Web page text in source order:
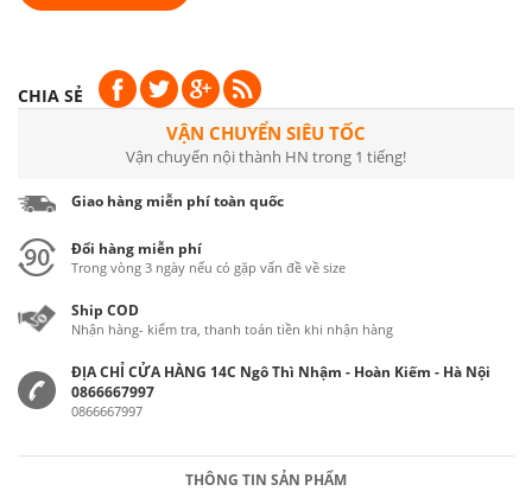
CHIA SẺ
VẬN CHUYỂN SIÊU TỐC
Vận chuyển nội thành HN trong 1 tiếng!
Giao hàng miễn phí toàn quốc
Đổi hàng miễn phí
Trong vòng 3 ngày nếu có gặp vấn đề về size
Ship COD
Nhận hàng- kiểm tra, thanh toán tiền khi nhận hàng
ĐỊA CHỈ CỬA HÀNG 14C Ngô Thì Nhậm - Hoàn Kiếm - Hà Nội
0866667997
0866667997
THÔNG TIN SẢN PHẨM